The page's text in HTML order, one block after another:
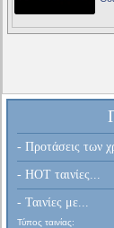
- Προτάσεις των
- HOT ταινίες...
- Ταινίες με...
Τύπος ταινίας: